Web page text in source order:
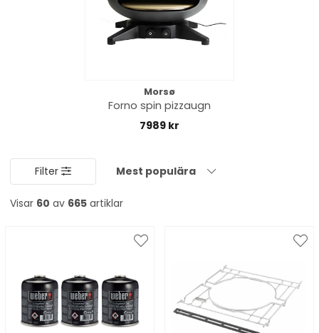
Morsø
Forno spin pizzaugn
7989 kr
Filter Mest populära
Visar 60 av 665 artiklar